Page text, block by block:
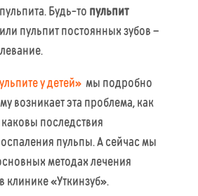
Будь-то пульпит
пульпит постоянных зубов –
у детей»мы подробно
возникает эта проблема, как
последствия
пульпы. А сейчас мы
методах лечения
клинике «Уткинзуб».